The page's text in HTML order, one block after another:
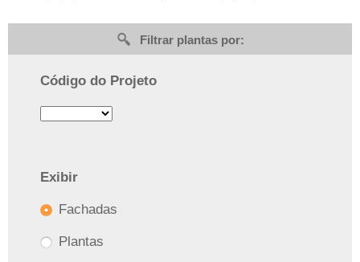
Filtrar plantas por:
Código do Projeto
Exibir
Fachadas
Plantas